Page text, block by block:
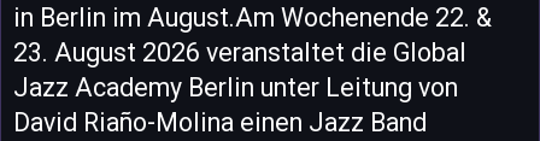
in Berlin im August.Am Wochenende 22. &
23. August 2026 veranstaltet die Global
Jazz Academy Berlin unter Leitung von
David Riaño-Molina einen Jazz Band